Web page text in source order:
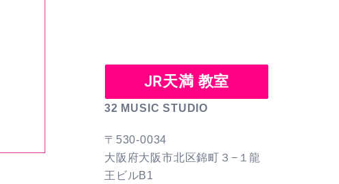
JR天満 教室
32 MUSIC STUDIO
〒530-0034
大阪府大阪市北区錦町３−１龍
王ビルB1